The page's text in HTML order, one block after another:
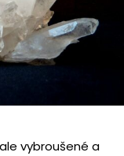
vybroušené a